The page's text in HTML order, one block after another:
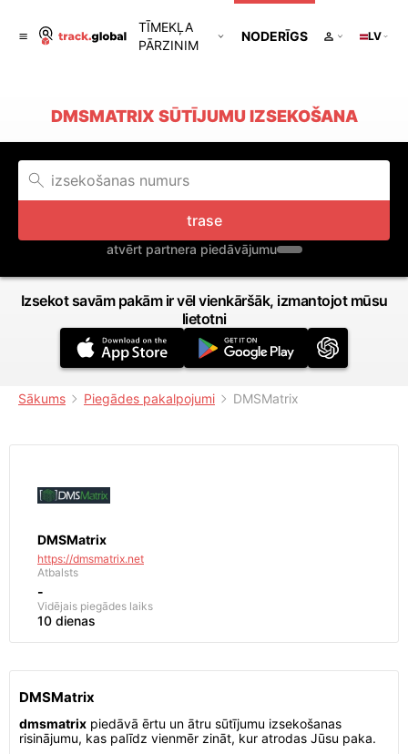
TĪMEKĻA
PĀRZINIM
NODERĪGS LV
DMSMATRIX SŪTĪJUMU IZSEKOŠANA
trase
atvērt partnera piedāvājumu
Izsekot savām pakām ir vēl vienkāršāk, izmantojot mūsu
lietotni
Sākums Piegādes pakalpojumi DMSMatrix
DMSMatrix
https://dmsmatrix.net
Atbalsts
-
Vidējais piegādes laiks
10 dienas
DMSMatrix
dmsmatrix piedāvā ērtu un ātru sūtījumu izsekošanas
risinājumu, kas palīdz vienmēr zināt, kur atrodas Jūsu paka.